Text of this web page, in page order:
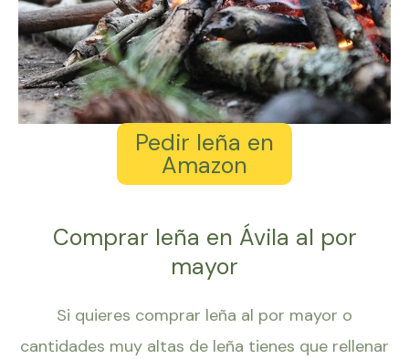
Pedir leña en
Amazon
Comprar leña en Ávila al por
mayor
Si quieres comprar leña al por mayor o
cantidades muy altas de leña tienes que rellenar